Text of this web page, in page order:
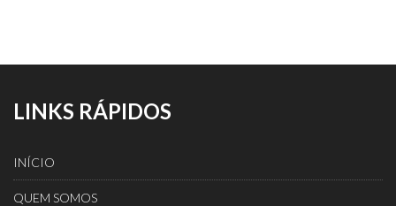
LINKS RÁPIDOS
INÍCIO
QUEM SOMOS